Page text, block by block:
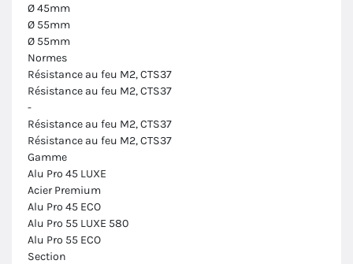
Ø 45mm
Ø 55mm
Ø 55mm
Normes
Résistance au feu M2, CTS37
Résistance au feu M2, CTS37
-
Résistance au feu M2, CTS37
Résistance au feu M2, CTS37
Gamme
Alu Pro 45 LUXE
Acier Premium
Alu Pro 45 ECO
Alu Pro 55 LUXE 580
Alu Pro 55 ECO
Section